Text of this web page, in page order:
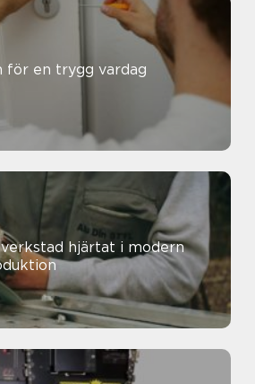
för en trygg vardag
i modern